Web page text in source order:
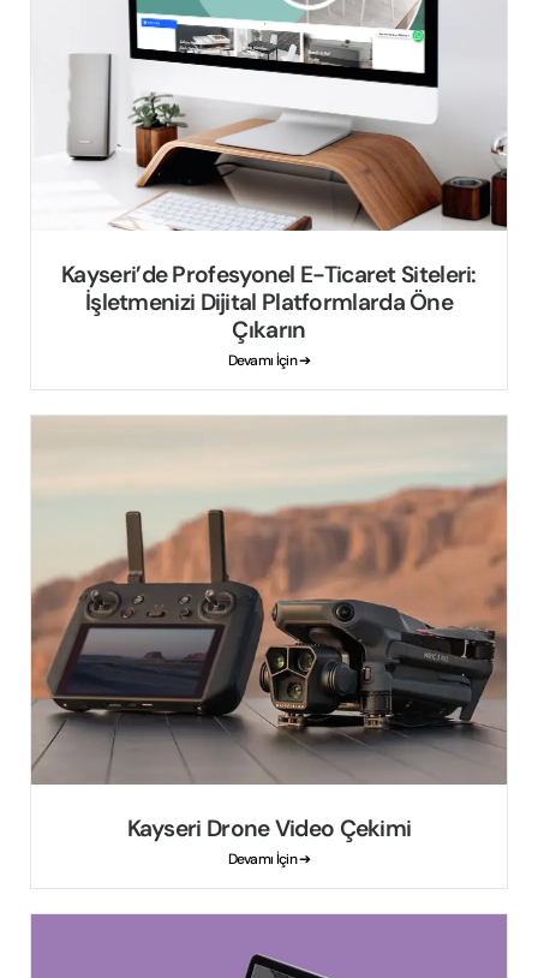
Kayseri’de Profesyonel E-Ticaret Siteleri:
İşletmenizi Dijital Platformlarda Öne
Çıkarın
Devamı İçin ➔
Kayseri Drone Video Çekimi
Devamı İçin ➔